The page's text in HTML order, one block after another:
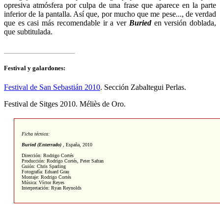
opresiva atmósfera por culpa de una frase que aparece en la parte
inferior de la pantalla. Así que, por mucho que me pese..., de verdad
que es casi más recomendable ir a ver Burieden versión doblada,
que subtitulada.
Festival y galardones:
Festival de San Sebastián 2010. Sección Zabaltegui Perlas.
Festival de Sitges 2010. Méliès de Oro.
Ficha técnica:
Buried (Enterrado)
España, 2010
Dirección: Rodrigo Cortés
Producción: Rodrigo Cortés, Peter Safran
Guión: Chris Sparling
Fotografía: Eduard Grau
Montaje: Rodrigo Cortés
Música: Víctor Reyes
Interpretación: Ryan Reynolds